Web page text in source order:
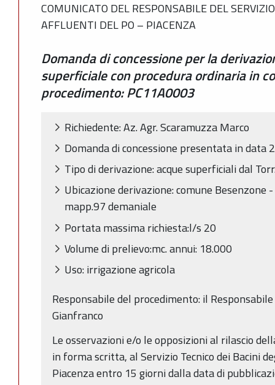
COMUNICATO DEL RESPONSABILE DEL
AFFLUENTI DEL PO – PIACENZA
Domanda di concessione per la
superficiale con procedura ordinaria in
procedimento: PC11A0003
Richiedente: Az. Agr. Scaramuzza Marco
Domanda di concessione presentata in data
Tipo di derivazione: acque superficiali dal
Ubicazione derivazione: comune Besenzone
mapp.97 demaniale
Portata massima richiesta:l/s 20
Volume di prelievo:mc. annui: 18.000
Uso: irrigazione agricola
Responsabile del procedimento: il
Gianfranco
Le osservazioni e/o le opposizioni al rilascio
in forma scritta, al Servizio Tecnico dei Bacini
Piacenza entro 15 giorni dalla data di